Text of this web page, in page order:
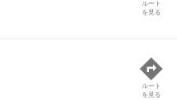
ルート
を見る
ルート
を見る